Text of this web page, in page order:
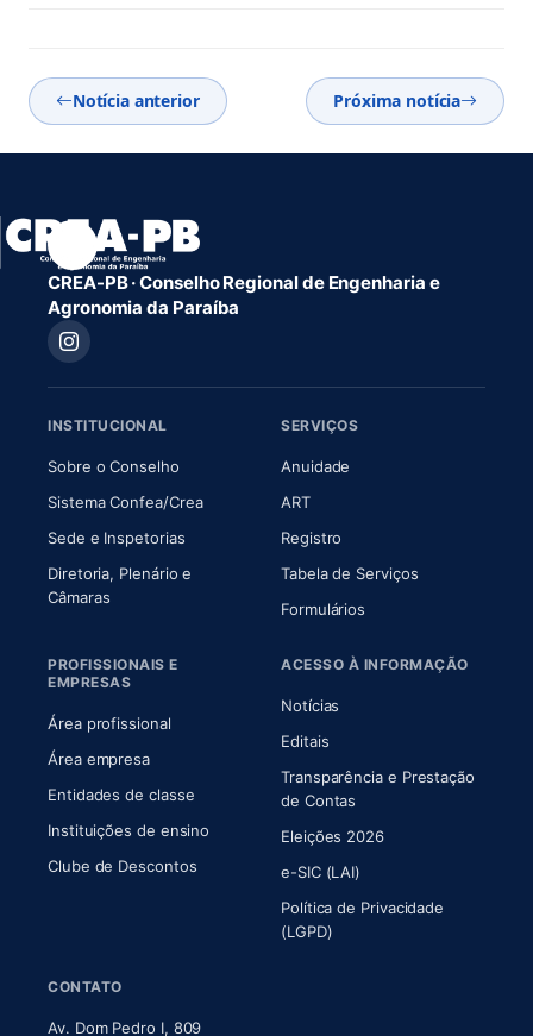
Notícia anterior Próxima notícia
CREA-PB · Conselho Regional de Engenharia e
Agronomia da Paraíba
INSTITUCIONAL
Sobre o Conselho(abre em nova aba)
Sistema Confea/Crea(abre em nova aba)
Sede e Inspetorias
Diretoria, Plenário e
Câmaras(abre em nova aba)
SERVIÇOS
Anuidade
ART(abre em nova aba)
Registro
Tabela de Serviços
Formulários
PROFISSIONAIS E
EMPRESAS
Área profissional
Área empresa
Entidades de classe
Instituições de ensino
Clube de Descontos
ACESSO À INFORMAÇÃO
Notícias
Editais
Transparência e Prestação
de Contas
Eleições 2026
e-SIC (LAI)
Política de Privacidade
(LGPD)
CONTATO
Av. Dom Pedro I, 809